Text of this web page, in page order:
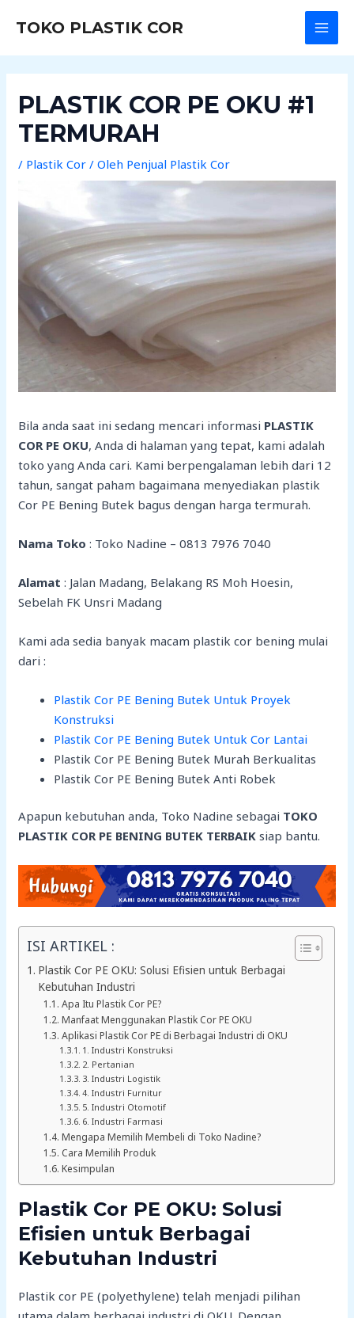
TOKO PLASTIK COR
PLASTIK COR PE OKU #1
TERMURAH
/ Plastik Cor / Oleh Penjual Plastik Cor
Bila anda saat ini sedang mencari informasi PLASTIK
COR PE OKU, Anda di halaman yang tepat, kami adalah
toko yang Anda cari. Kami berpengalaman lebih dari 12
tahun, sangat paham bagaimana menyediakan plastik
Cor PE Bening Butek bagus dengan harga termurah.
Nama Toko : Toko Nadine – 0813 7976 7040
Alamat : Jalan Madang, Belakang RS Moh Hoesin,
Sebelah FK Unsri Madang
Kami ada sedia banyak macam plastik cor bening mulai
dari :
Plastik Cor PE Bening Butek Untuk Proyek
Konstruksi
Plastik Cor PE Bening Butek Untuk Cor Lantai
Plastik Cor PE Bening Butek Murah Berkualitas
Plastik Cor PE Bening Butek Anti Robek
Apapun kebutuhan anda, Toko Nadine sebagai TOKO
PLASTIK COR PE BENING BUTEK TERBAIKsiap bantu.
ISI ARTIKEL :
Plastik Cor PE OKU: Solusi Efisien untuk Berbagai
Kebutuhan Industri
Apa Itu Plastik Cor PE?
Manfaat Menggunakan Plastik Cor PE OKU
Aplikasi Plastik Cor PE di Berbagai Industri di OKU
1. Industri Konstruksi
2. Pertanian
3. Industri Logistik
4. Industri Furnitur
5. Industri Otomotif
6. Industri Farmasi
Mengapa Memilih Membeli di Toko Nadine?
Cara Memilih Produk
Kesimpulan
Plastik Cor PE OKU: Solusi
Efisien untuk Berbagai
Kebutuhan Industri
Plastik cor PE (polyethylene) telah menjadi pilihan
navigation